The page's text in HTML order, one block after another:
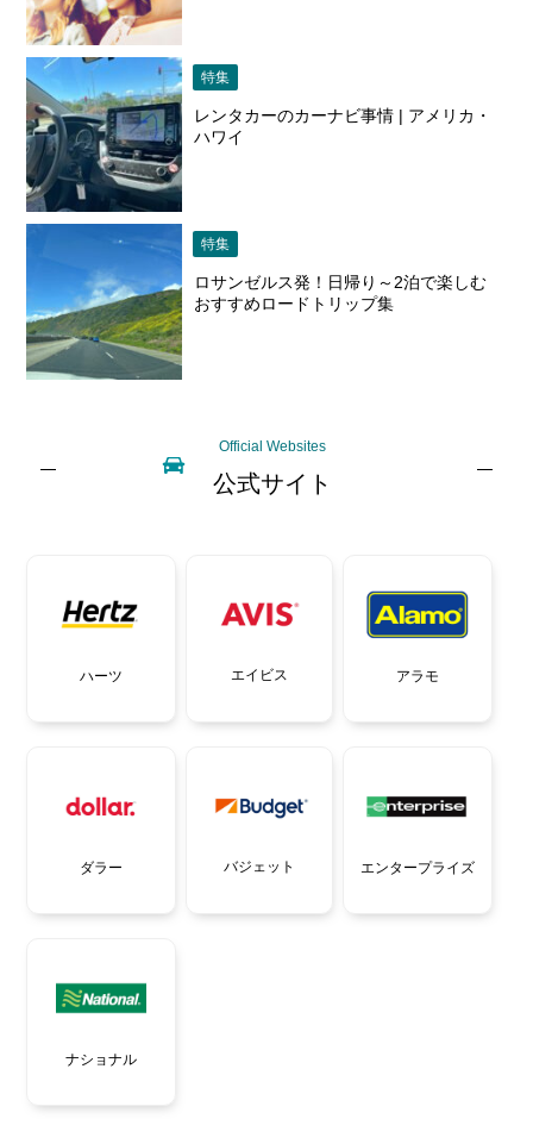
特集
レンタカーのカーナビ事情 | アメリカ・
ハワイ
特集
ロサンゼルス発！日帰り～2泊で楽しむ
おすすめロードトリップ集
Official Websites
公式サイト
ハーツ エイビス アラモ
ダラー バジェット エンタープライズ
ナショナル